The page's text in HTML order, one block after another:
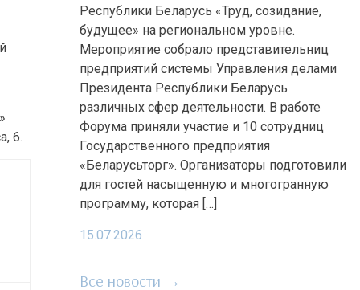
6.
Республики Беларусь «Труд, созидание,
будущее» на региональном уровне.
Мероприятие собрало представительниц
предприятий системы Управления делами
Президента Республики Беларусь
различных сфер деятельности. В работе
Форума приняли участие и 10 сотрудниц
Государственного предприятия
«Беларусьторг». Организаторы подготовили
для гостей насыщенную и многогранную
программу, которая […]
15.07.2026
Все новости →